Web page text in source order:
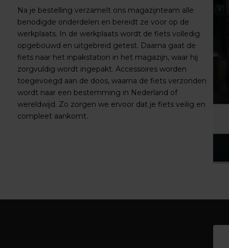
Na je bestelling verzamelt ons magazijnteam alle
benodigde onderdelen en bereidt ze voor op de
werkplaats. In de werkplaats wordt de fiets volledig
opgebouwd en uitgebreid getest. Daarna gaat de
fiets naar het inpakstation in het magazijn, waar hij
zorgvuldig wordt ingepakt. Accessoires worden
toegevoegd aan de doos, waarna de fiets verzonden
wordt naar een bestemming in Nederland of
wereldwijd. Zo zorgen we ervoor dat je fiets veilig en
compleet aankomt.